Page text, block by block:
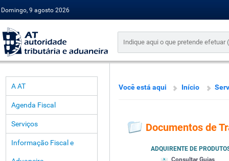
Domingo, 9 agosto 2026
A AT
Agenda Fiscal
Serviços
Informação Fiscal e
Você está aqui Início
Documentos de
ADQUIRENTE DE